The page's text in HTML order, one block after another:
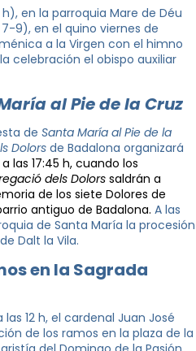
en la parroquia Mare de Déu
9), en el quino viernes de
a la Virgen con el himno
la celebración el obispo auxiliar
al Pie de la Cruz
de Santa María al Pie de la
Dolors de Badalona organizará
a las 17:45 h, cuando los
dels Dolors saldrán a
de los siete Dolores de
antiguo de Badalona. A las
de Santa María la procesión
Dalt la Vila.
en la Sagrada
12 h, el cardenal Juan José
de los ramos en la plaza de la